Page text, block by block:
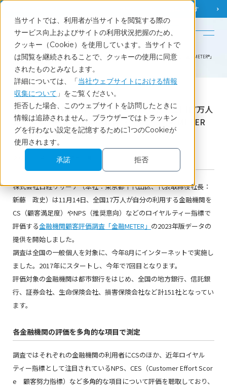
当サイトでは、利用者が当サイトを閲覧する際の
サービス向上およびサイトの利用状況把握のため、
クッキー（Cookie）を使用しています。当サイトで
は閲覧を継続されることで、クッキーの使用に同意
されたものとみなします。
詳細については、「当社ウェブサイトにおける情報
収集について 」をご覧ください。
拒否した場合、このウェブサイトを訪問したときに
情報は追跡されません。ブラウザーではトラッキン
グを行わない設定を記憶するために1つのCookieが
使用されます。
承諾
拒否
お役立ち情報を探す
English
身近な金融機関のNPS®（推奨意向）など、全国17万人の大規模データ 金融機関顧客評価調査「金融METER®」
2023年版提供開始
News
身近な金融機関のNPS®（推奨意向）など、全国17万人
の大規模データ 金融機関顧客評価調査「金融METER
®」2023年版提供開始
最新データ公開
株式会社日経リサーチ（本社：東京都千代田区、代表取締役社長：
新藤 政史）は11月14日、全国17万人が自分の利用する金融機関を
CS（顧客満足度）やNPS（推奨意向）などのロイヤルティー指標で
評価する金融機関顧客評価調査「金融METER」 の2023年版データの
提供を開始しました。
調査は全国の一般個人を対象に、今年8月にインターネットで実施し
ました。2017年にスタートし、今年で7回目となります。
評価対象の金融機関は都市銀行をはじめ、全国の地方銀行、信託銀
行、証券会社、生命保険会社、損害保険会社など計151社となってい
ます。
各金融機関の評価を多角的な項目で測定
調査ではそれぞれの金融機関の利用者にCSのほか、近年ロイヤル
ティー指標として注目されているNPS、CES（Customer Effort Scor
e 顧客努力指標）など多角的な項目について評価を聴取しており、